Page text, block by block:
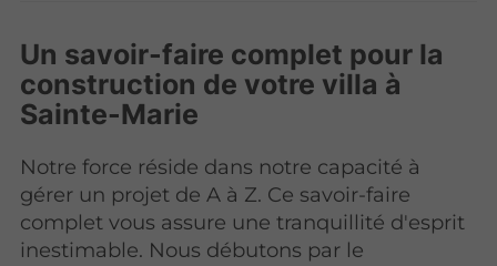
Un savoir-faire complet pour la
construction de votre villa à
Sainte-Marie
Notre force réside dans notre capacité à
gérer un projet de A à Z. Ce savoir-faire
complet vous assure une tranquillité d'esprit
inestimable. Nous débutons par le